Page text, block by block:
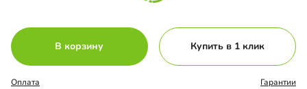
В корзину Купить в 1 клик
Оплата Гарантии